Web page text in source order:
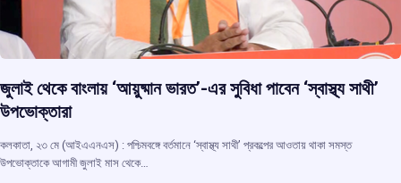
জুলাই থেকে বাংলায় ‘আয়ুষ্মান ভারত’-এর সুবিধা পাবেন ‘স্বাস্থ্য সাথী’
উপভোক্তারা
কলকাতা, ২৩ মে (আইএএনএস) : পশ্চিমবঙ্গে বর্তমানে ‘স্বাস্থ্য সাথী’ প্রকল্পের আওতায় থাকা সমস্ত
উপভোক্তাকে আগামী জুলাই মাস থেকে…